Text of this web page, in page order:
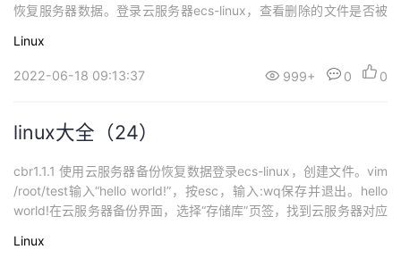
恢复服务器数据。登录云服务器ecs-linux，查看删除的文件是否被
Linux
2022-06-18 09:13:37 999+ 0 0
linux大全（24）
cbr1.1.1 使用云服务器备份恢复数据登录ecs-linux，创建文件。vim
/root/test输入“hello world!”，按esc，输入:wq保存并退出。hello
world!在云服务器备份界面，选择“存储库”页签，找到云服务器对应
份的服务器，勾选后将在已勾选服务器列表区域展示。再次登录ecs
Linux